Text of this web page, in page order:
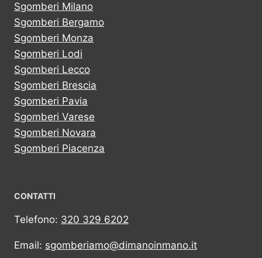
Sgomberi Milano
Sgomberi Bergamo
Sgomberi Monza
Sgomberi Lodi
Sgomberi Lecco
Sgomberi Brescia
Sgomberi Pavia
Sgomberi Varese
Sgomberi Novara
Sgomberi Piacenza
CONTATTI
Telefono: 320 329 6202
Email: sgomberiamo@dimanoinmano.it